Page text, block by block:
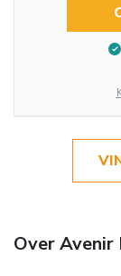
Over